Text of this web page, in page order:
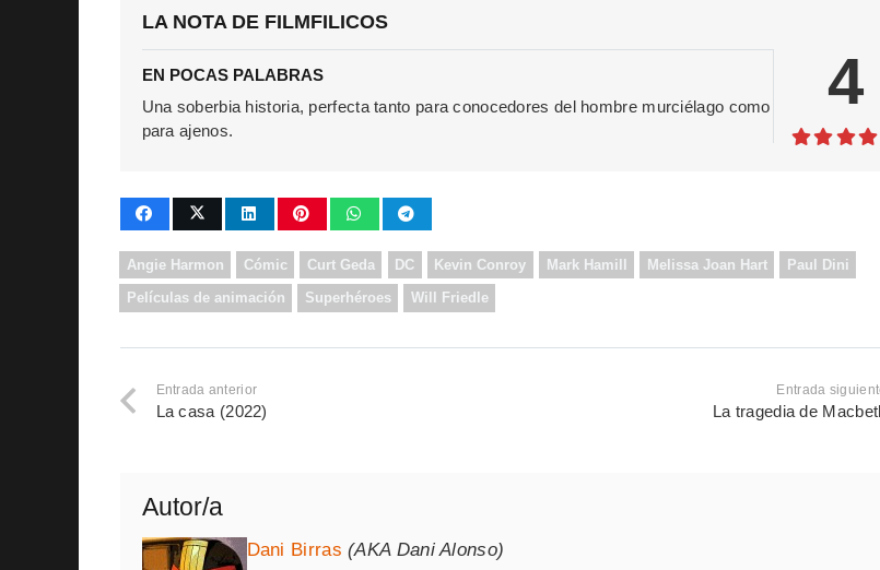
LA NOTA DE FILMFILICOS
EN POCAS PALABRAS
Una soberbia historia, perfecta tanto para conocedores del hombre murciélago como
para ajenos.
4
Angie Harmon Cómic Curt Geda DC Kevin Conroy Mark Hamill Melissa Joan Hart Paul Dini
Películas de animación Superhéroes Will Friedle
Entrada anterior
La casa (2022)
Entrada
La tragedia de
Autor/a
Dani Birras (AKA Dani Alonso)